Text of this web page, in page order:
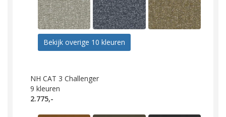
Bekijk overige 10 kleuren
NH CAT 3 Challenger
9 kleuren
2.775,-